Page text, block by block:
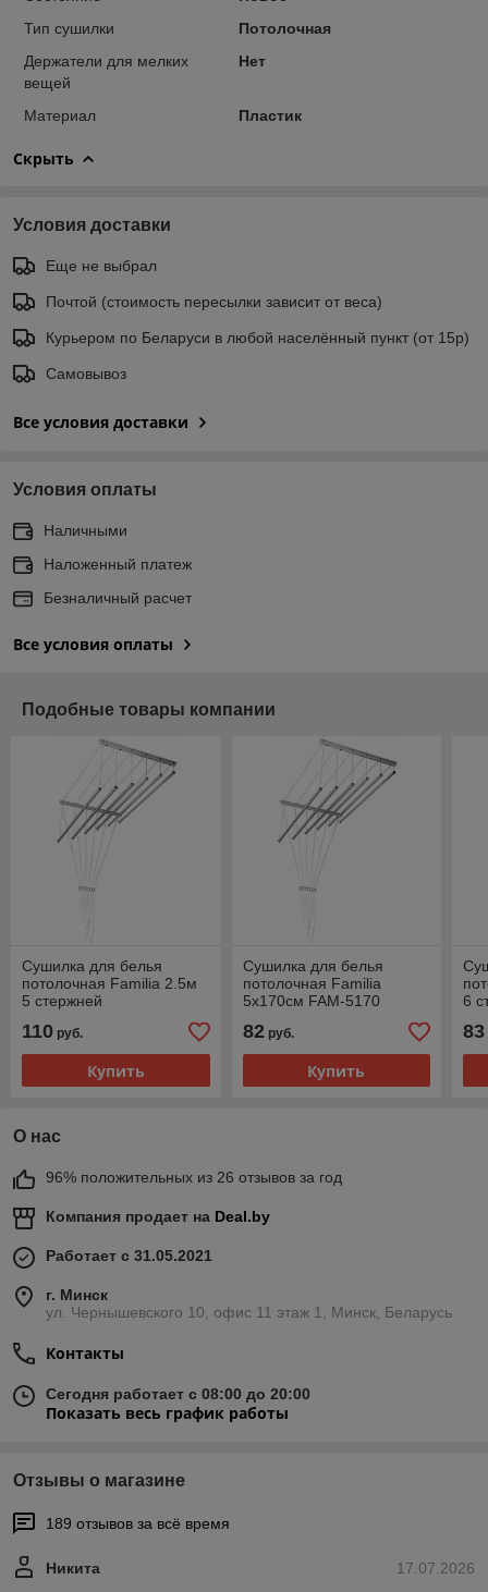
Тип сушилки
Потолочная
Держатели для мелких
вещей
Нет
Материал Пластик
Скрыть
Условия доставки
Еще не выбрал
Почтой (стоимость пересылки зависит от веса)
Курьером по Беларуси в любой населённый пункт (от 15р)
Самовывоз
Все условия доставки
Условия оплаты
Наличными
Наложенный платеж
Безналичный расчет
Все условия оплаты
Подобные товары компании
Сушилка для белья
потолочная Familia 2.5м
5 стержней
110 руб.
Купить
Сушилка для белья
потолочная Familia
5х170см FAM-5170
82руб.
Купить
6
83
О нас
96% положительных из 26 отзывов за год
Компания продает на Deal.by
Работает с 31.05.2021
г. Минск
ул. Чернышевского 10, офис 11 этаж 1, Минск, Беларусь
Контакты
Сегодня работает с 08:00 до 20:00
Показать весь график работы
Отзывы о магазине
189 отзывов за всё время
17.07.2026
Никита